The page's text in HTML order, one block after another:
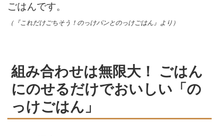
ごはんです。
（『これだけごちそう！のっけパンとのっけごはん』より）
組み合わせは無限大！ ごはん
にのせるだけでおいしい「の
っけごはん」